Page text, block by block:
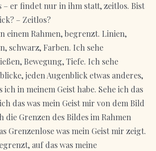
– er findet nur in ihm statt, zeitlos. Bist
– Zeitlos?
einem Rahmen, begrenzt. Linien,
schwarz, Farben. Ich sehe
Bewegung, Tiefe. Ich sehe
jeden Augenblick etwas anderes,
ich in meinem Geist habe. Sehe ich das
das was mein Geist mir von dem Bild
die Grenzen des Bildes im Rahmen
Grenzenlose was mein Geist mir zeigt.
auf das was meine